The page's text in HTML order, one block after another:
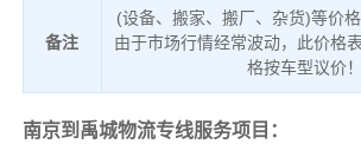
备注
(设备、搬家、搬厂、杂货)等价格
由于市场行情经常波动，此价格
格按车型议价！
南京到禹城物流专线服务项目：